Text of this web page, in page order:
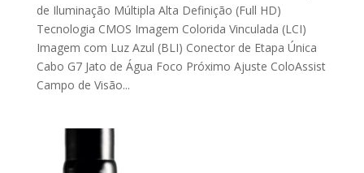
de Iluminação Múltipla Alta Definição (Full HD)
Tecnologia CMOS Imagem Colorida Vinculada (LCI)
Imagem com Luz Azul (BLI) Conector de Etapa Única
Cabo G7 Jato de Água Foco Próximo Ajuste ColoAssist
Campo de Visão...